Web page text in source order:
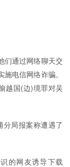
们通过网络聊天交
电信网络诈骗。
越国(边)境罪对吴
分局报案称遭遇了
的网友诱导下载